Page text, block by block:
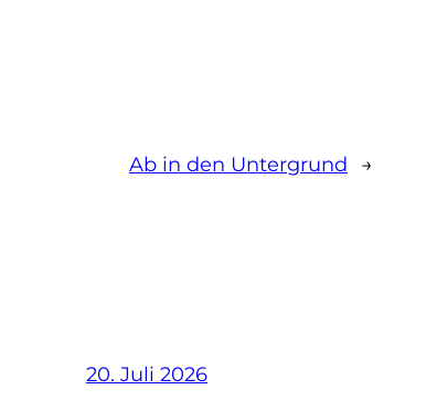
Ab in den Untergrund →
20. Juli 2026